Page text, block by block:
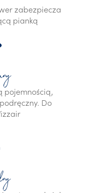
zabezpiecza
pianką
pojemnością,
Do